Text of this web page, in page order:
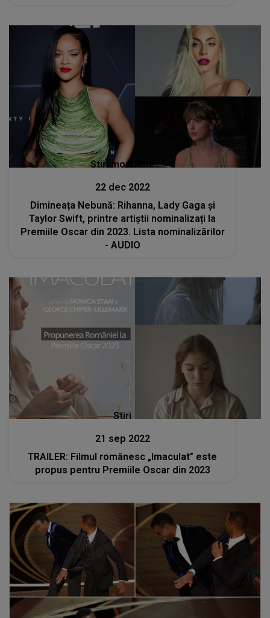
Stiri mondene
22 dec 2022
Dimineața Nebună: Rihanna, Lady Gaga şi
Taylor Swift, printre artiștii nominalizați la
Premiile Oscar din 2023. Lista nominalizărilor
- AUDIO
Stiri
21 sep 2022
TRAILER: Filmul românesc „Imaculat” este
propus pentru Premiile Oscar din 2023